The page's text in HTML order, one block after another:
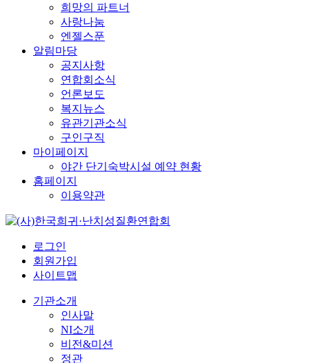
희망의 파트너
사랑나눔
엔젤스푼
알림마당
공지사항
연합회소식
언론보도
복지뉴스
유관기관소식
구인구직
마이페이지
야간 단기숙박시설 예약 현황
홈페이지
이용약관
로그인
회원가입
사이트맵
기관소개
인사말
NI소개
비전&미션
정관